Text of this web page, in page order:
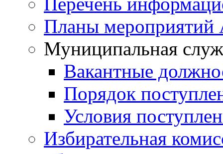
Планы мероприятий
Муниципальная
Вакантные
Порядок
Условия
Избирательная